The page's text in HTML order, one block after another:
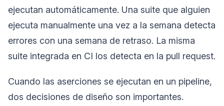
ejecutan automáticamente. Una suite que alguien
ejecuta manualmente una vez a la semana detecta
errores con una semana de retraso. La misma
suite integrada en CI los detecta en la pull request.
Cuando las aserciones se ejecutan en un pipeline,
dos decisiones de diseño son importantes.